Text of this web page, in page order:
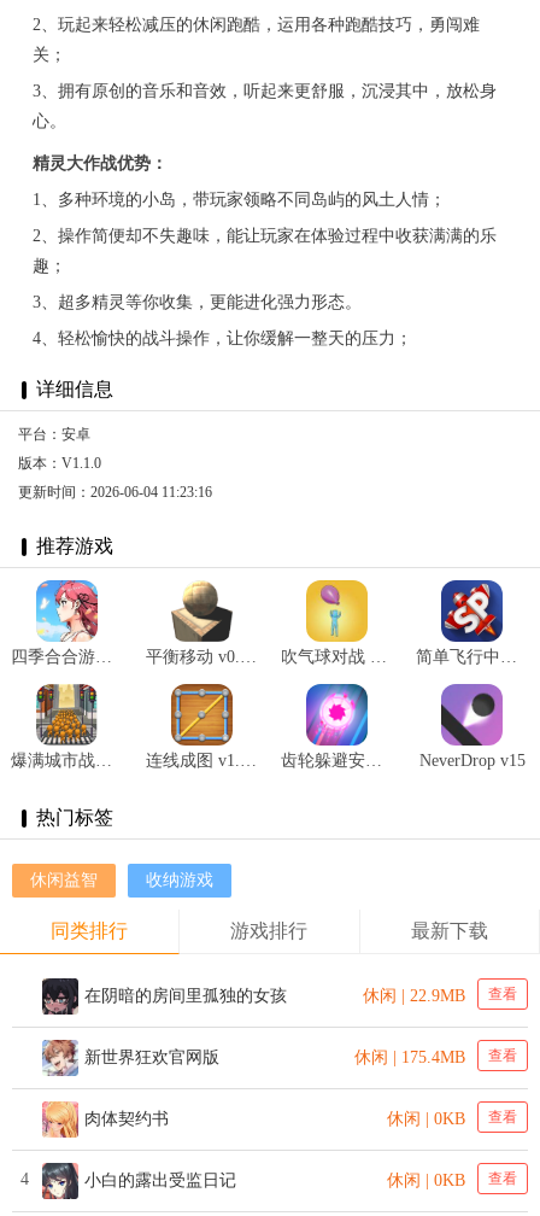
2、玩起来轻松减压的休闲跑酷，运用各种跑酷技巧，勇闯难
关；
3、拥有原创的音乐和音效，听起来更舒服，沉浸其中，放松身
心。
精灵大作战优势：
1、多种环境的小岛，带玩家领略不同岛屿的风土人情；
2、操作简便却不失趣味，能让玩家在体验过程中收获满满的乐
趣；
3、超多精灵等你收集，更能进化强力形态。
4、轻松愉快的战斗操作，让你缓解一整天的压力；
详细信息
平台：安卓
版本：V1.1.0
更新时间：2026-06-04 11:23:16
推荐游戏
四季合合游戏最新版 v1.1.3 平衡移动 v0.1.3 吹气球对战 v0.1安卓版 简单飞行中文版最新版 v1.12.128
爆满城市战争 v1.1 连线成图 v1.0.0 齿轮躲避安卓版 v1.3.2 NeverDrop v15
热门标签
休闲益智 收纳游戏
同类排行 游戏排行 最新下载
在阴暗的房间里孤独的女孩 休闲 | 22.9MB 查看
新世界狂欢官网版 休闲 | 175.4MB 查看
肉体契约书 休闲 | 0KB 查看
4 小白的露出受监日记 休闲 | 0KB 查看